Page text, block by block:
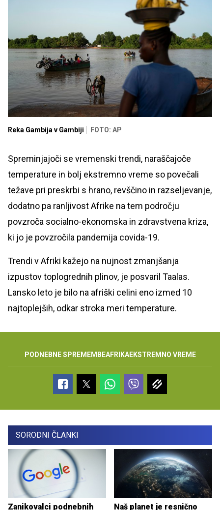
Reka Gambija v Gambiji FOTO: AP
Spreminjajoči se vremenski trendi, naraščajoče
temperature in bolj ekstremno vreme so povečali
težave pri preskrbi s hrano, revščino in razseljevanje,
dodatno pa ranljivost Afrike na tem področju
povzroča socialno-ekonomska in zdravstvena kriza,
ki jo je povzročila pandemija covida-19.
Trendi v Afriki kažejo na nujnost zmanjšanja
izpustov toplogrednih plinov, je posvaril Taalas.
Lansko leto je bilo na afriški celini eno izmed 10
najtoplejših, odkar stroka meri temperature.
PODNEBNE SPREMEMBEAFRIKAEKSTREMNO VREME
SORODNI ČLANKI
Zanikovalci podnebnih Naš planet je resnično